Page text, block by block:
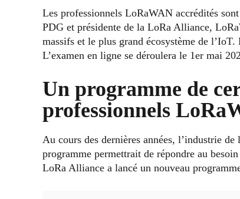
Les professionnels LoRaWAN accrédités
PDG et présidente de la LoRa Alliance,
massifs et le plus grand écosystème de
L’examen en ligne se déroulera le 1er mai
Un programme de
professionnels
Au cours des dernières années, l’industrie de
programme permettrait de répondre au
LoRa Alliance a lancé un nouveau